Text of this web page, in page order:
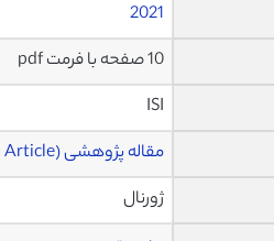
2021
10 صفحه با فرمت pdf
ISI
مقاله پژوهشی (Research Article)
ژورنال